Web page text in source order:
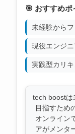
🎯 おすすめポ
未経験から
現役エンジ
実践型カリ
tech boostは
目指すため
オンライン
アがメンタ